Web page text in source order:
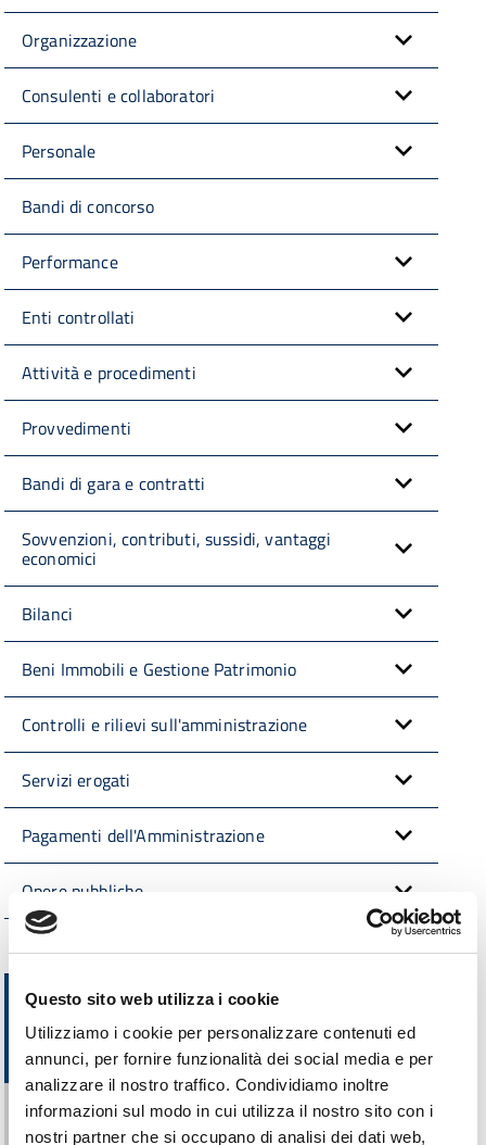
Questo sito web utilizza i cookie
Utilizziamo i cookie per personalizzare contenuti ed
annunci, per fornire funzionalità dei social media e per
analizzare il nostro traffico. Condividiamo inoltre
informazioni sul modo in cui utilizza il nostro sito con i
nostri partner che si occupano di analisi dei dati web,
Organizzazione
Consulenti e collaboratori
Personale
Bandi di concorso
Performance
Enti controllati
Attività e procedimenti
Provvedimenti
Bandi di gara e contratti
Sovvenzioni, contributi, sussidi, vantaggi
economici
Bilanci
Beni Immobili e Gestione Patrimonio
Controlli e rilievi sull'amministrazione
Servizi erogati
Pagamenti dell'Amministrazione
Opere pubbliche
Interventi straordinari e di emergenza
Altri contenuti
Prevenzione della corruzione
Piano triennale per la prevenzione della corruzione e
della trasparenza